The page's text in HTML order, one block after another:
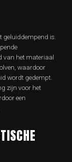
geluiddempend is.
van het materiaal
waardoor
wordt gedempt.
zijn voor het
een